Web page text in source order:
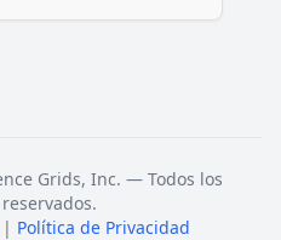
Grids, Inc. — Todos los
| Política de Privacidad